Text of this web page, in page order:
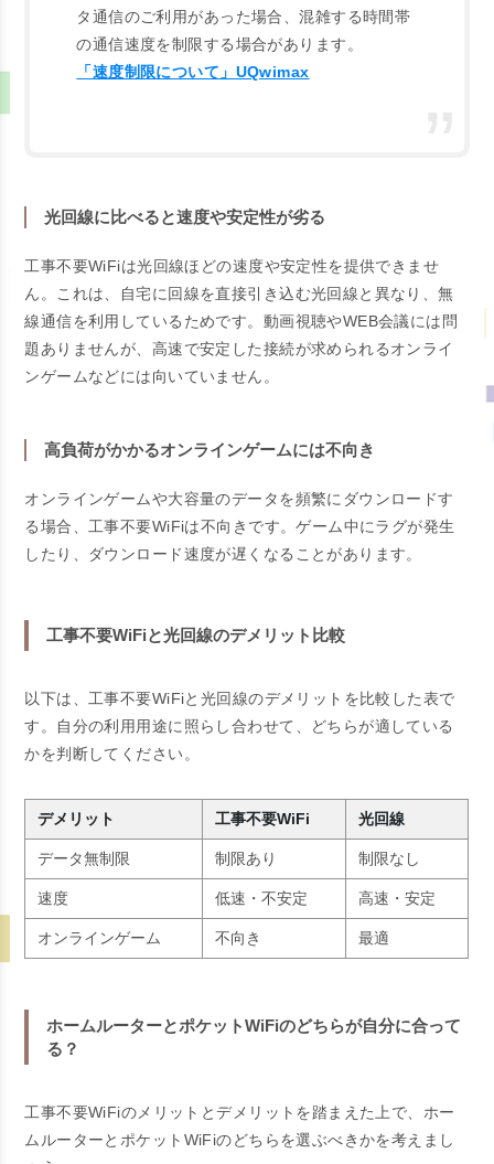
タ通信のご利用があった場合、混雑する時間帯
の通信速度を制限する場合があります。
「速度制限について」UQwimax
光回線に比べると速度や安定性が劣る
工事不要WiFiは光回線ほどの速度や安定性を提供できませ
ん。これは、自宅に回線を直接引き込む光回線と異なり、無
線通信を利用しているためです。動画視聴やWEB会議には問
題ありませんが、高速で安定した接続が求められるオンライ
ンゲームなどには向いていません。
高負荷がかかるオンラインゲームには不向き
オンラインゲームや大容量のデータを頻繁にダウンロードす
る場合、工事不要WiFiは不向きです。ゲーム中にラグが発生
したり、ダウンロード速度が遅くなることがあります。
工事不要WiFiと光回線のデメリット比較
以下は、工事不要WiFiと光回線のデメリットを比較した表で
す。自分の利用用途に照らし合わせて、どちらが適している
かを判断してください。
デメリット 工事不要WiFi 光回線
データ無制限 制限あり 制限なし
速度 低速・不安定 高速・安定
オンラインゲーム 不向き 最適
ホームルーターとポケットWiFiのどちらが自分に合って
る？
工事不要WiFiのメリットとデメリットを踏まえた上で、ホー
ムルーターとポケットWiFiのどちらを選ぶべきかを考えまし